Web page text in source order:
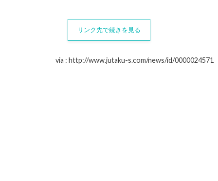
リンク先で続きを見る
via : http://www.jutaku-s.com/news/id/0000024571